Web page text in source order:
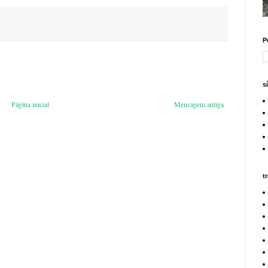
Mensagem antiga
Página inicial